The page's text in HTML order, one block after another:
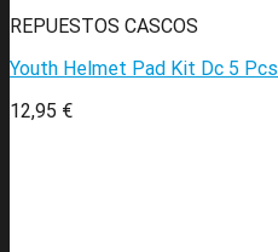
REPUESTOS CASCOS
Youth Helmet Pad Kit Dc 5 Pcs
12,95 €